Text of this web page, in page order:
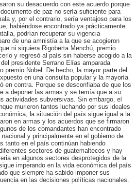
su desacuerdo con este acuerdo porque
de paz no sería suficiente para
y, por el contrario, sería ventajoso para los
habiéndose encontrado ya prácticamente
podrían recuperar su vigencia
de una amnistía a la que se acogieron
ni siquiera Rigoberta Menchú, premio
y regresó al país sin haberse acogido a la
presidente Serrano Elías amparada
premio Nobel. De hecho, la mayor parte del
en una consulta popular y la mayoría
en contra. Porque se desconfiaba de que los
a deponer las armas y se temía que a su
actividades subversivas. Sin embargo, el
murieron tantos luchando por sus ideales
la situación del país sigue igual a la
en armas y los acuerdos que se firmaron
de los comandantes han encontrado
y principalmente en el gobierno de
tanto en el país continúan habiendo
sectores de guatemaltecos y hay
en algunos sectores desprotegidos de la
imperando en la vida económica del país
que siempre ha sabido imponer sus
en las decisiones políticas nacionales.